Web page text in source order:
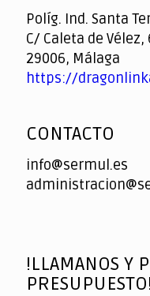
Políg. Ind. Santa
C/ Caleta de Vélez,
29006, Málaga
https://
CONTACTO
info@sermul.es
!LLAMANOS Y
PRESUPUESTO!